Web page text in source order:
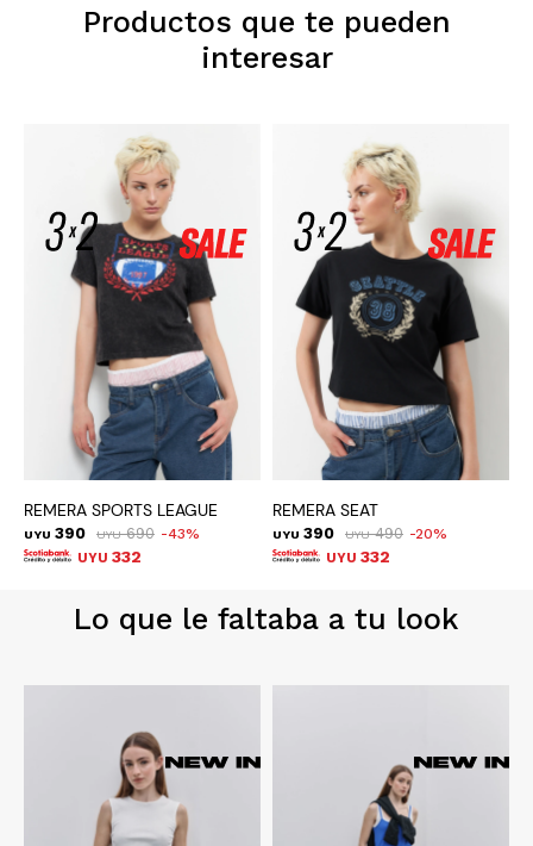
Productos que te pueden
interesar
REMERA SPORTS LEAGUE
UYU 390 UYU 690 43
UYU 332
REMERA SEAT
UYU 390 UYU 490 20
UYU 332
Lo que le faltaba a tu look